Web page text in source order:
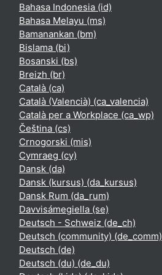
Bahasa Indonesia ‎(id)‎
Bahasa Melayu ‎(ms)‎
Bamanankan ‎(bm)‎
Bislama ‎(bi)‎
Bosanski ‎(bs)‎
Breizh ‎(br)‎
Català ‎(ca)‎
Català (Valencià) ‎(ca_valencia)‎
Català per a Workplace ‎(ca_wp)‎
Čeština ‎(cs)‎
Crnogorski ‎(mis)‎
Cymraeg ‎(cy)‎
Dansk ‎(da)‎
Dansk (kursus) ‎(da_kursus)‎
Dansk Rum ‎(da_rum)‎
Davvisámegiella ‎(se)‎
Deutsch - Schweiz ‎(de_ch)‎
Deutsch (community) ‎(de_comm)‎
Deutsch ‎(de)‎
Deutsch (du) ‎(de_du)‎